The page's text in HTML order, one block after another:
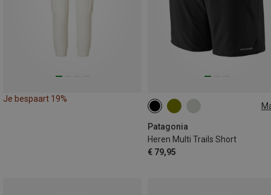
Je bespaart 19%
Patagonia
Heren Multi Trails Short
€ 79,95
XS S